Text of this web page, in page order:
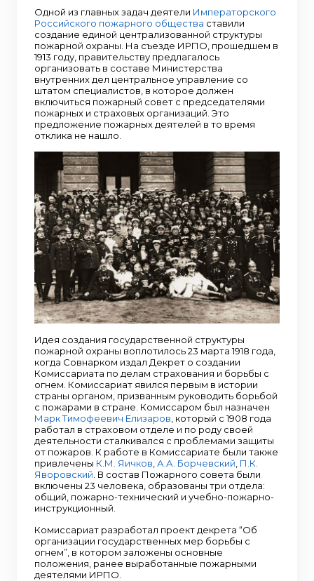
Одной из главных задач деятели Императорского
Российского пожарного общества ставили
создание единой централизованной структуры
пожарной охраны. На съезде ИРПО, прошедшем в
1913 году, правительству предлагалось
организовать в составе Министерства
внутренних дел центральное управление со
штатом специалистов, в которое должен
включиться пожарный совет с председателями
пожарных и страховых организаций. Это
предложение пожарных деятелей в то время
отклика не нашло.
Идея создания государственной структуры
пожарной охраны воплотилось 23 марта 1918 года,
когда Совнарком издал Декрет о создании
Комиссариата по делам страхования и борьбы с
огнем. Комиссариат явился первым в истории
страны органом, призванным руководить борьбой
с пожарами в стране. Комиссаром был назначен
Марк Тимофеевич Елизаров , который с 1908 года
работал в страховом отделе и по роду своей
деятельности сталкивался с проблемами защиты
от пожаров. К работе в Комиссариате были также
привлечены К.М. Яичков А.А. Борчевский П.К.
Яворовский . В состав Пожарного совета были
включены 23 человека, образованы три отдела:
общий, пожарно-технический и учебно-пожарно-
инструкционный.
Комиссариат разработал проект декрета “Об
организации государственных мер борьбы с
огнем”, в котором заложены основные
положения, ранее выработанные пожарными
деятелями ИРПО.